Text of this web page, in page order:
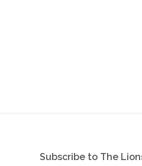
Subscribe to The